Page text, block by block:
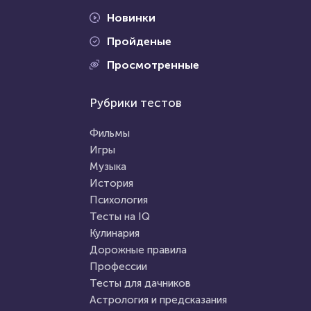
Проходили 123 раза
Пройти тест
8 января 2022 4472
Тест на умственную
17 мая 2020
Рубрики тестов
Фильмы
Игры
Музыка
История
Психология
Тесты на IQ
Кулинария
Дорожные правила
Профессии
Тесты для дачников
Астрология и предсказания
Новинки
Пройденые
Просмотренные